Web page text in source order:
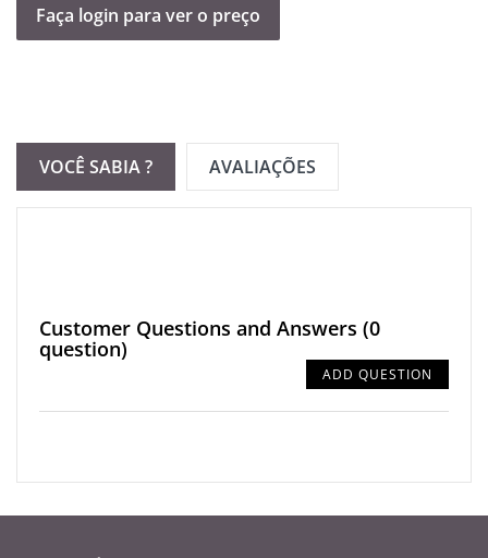
Faça login para ver o preço
VOCÊ SABIA ? AVALIAÇÕES
Customer Questions and Answers (0
question)
ADD QUESTION